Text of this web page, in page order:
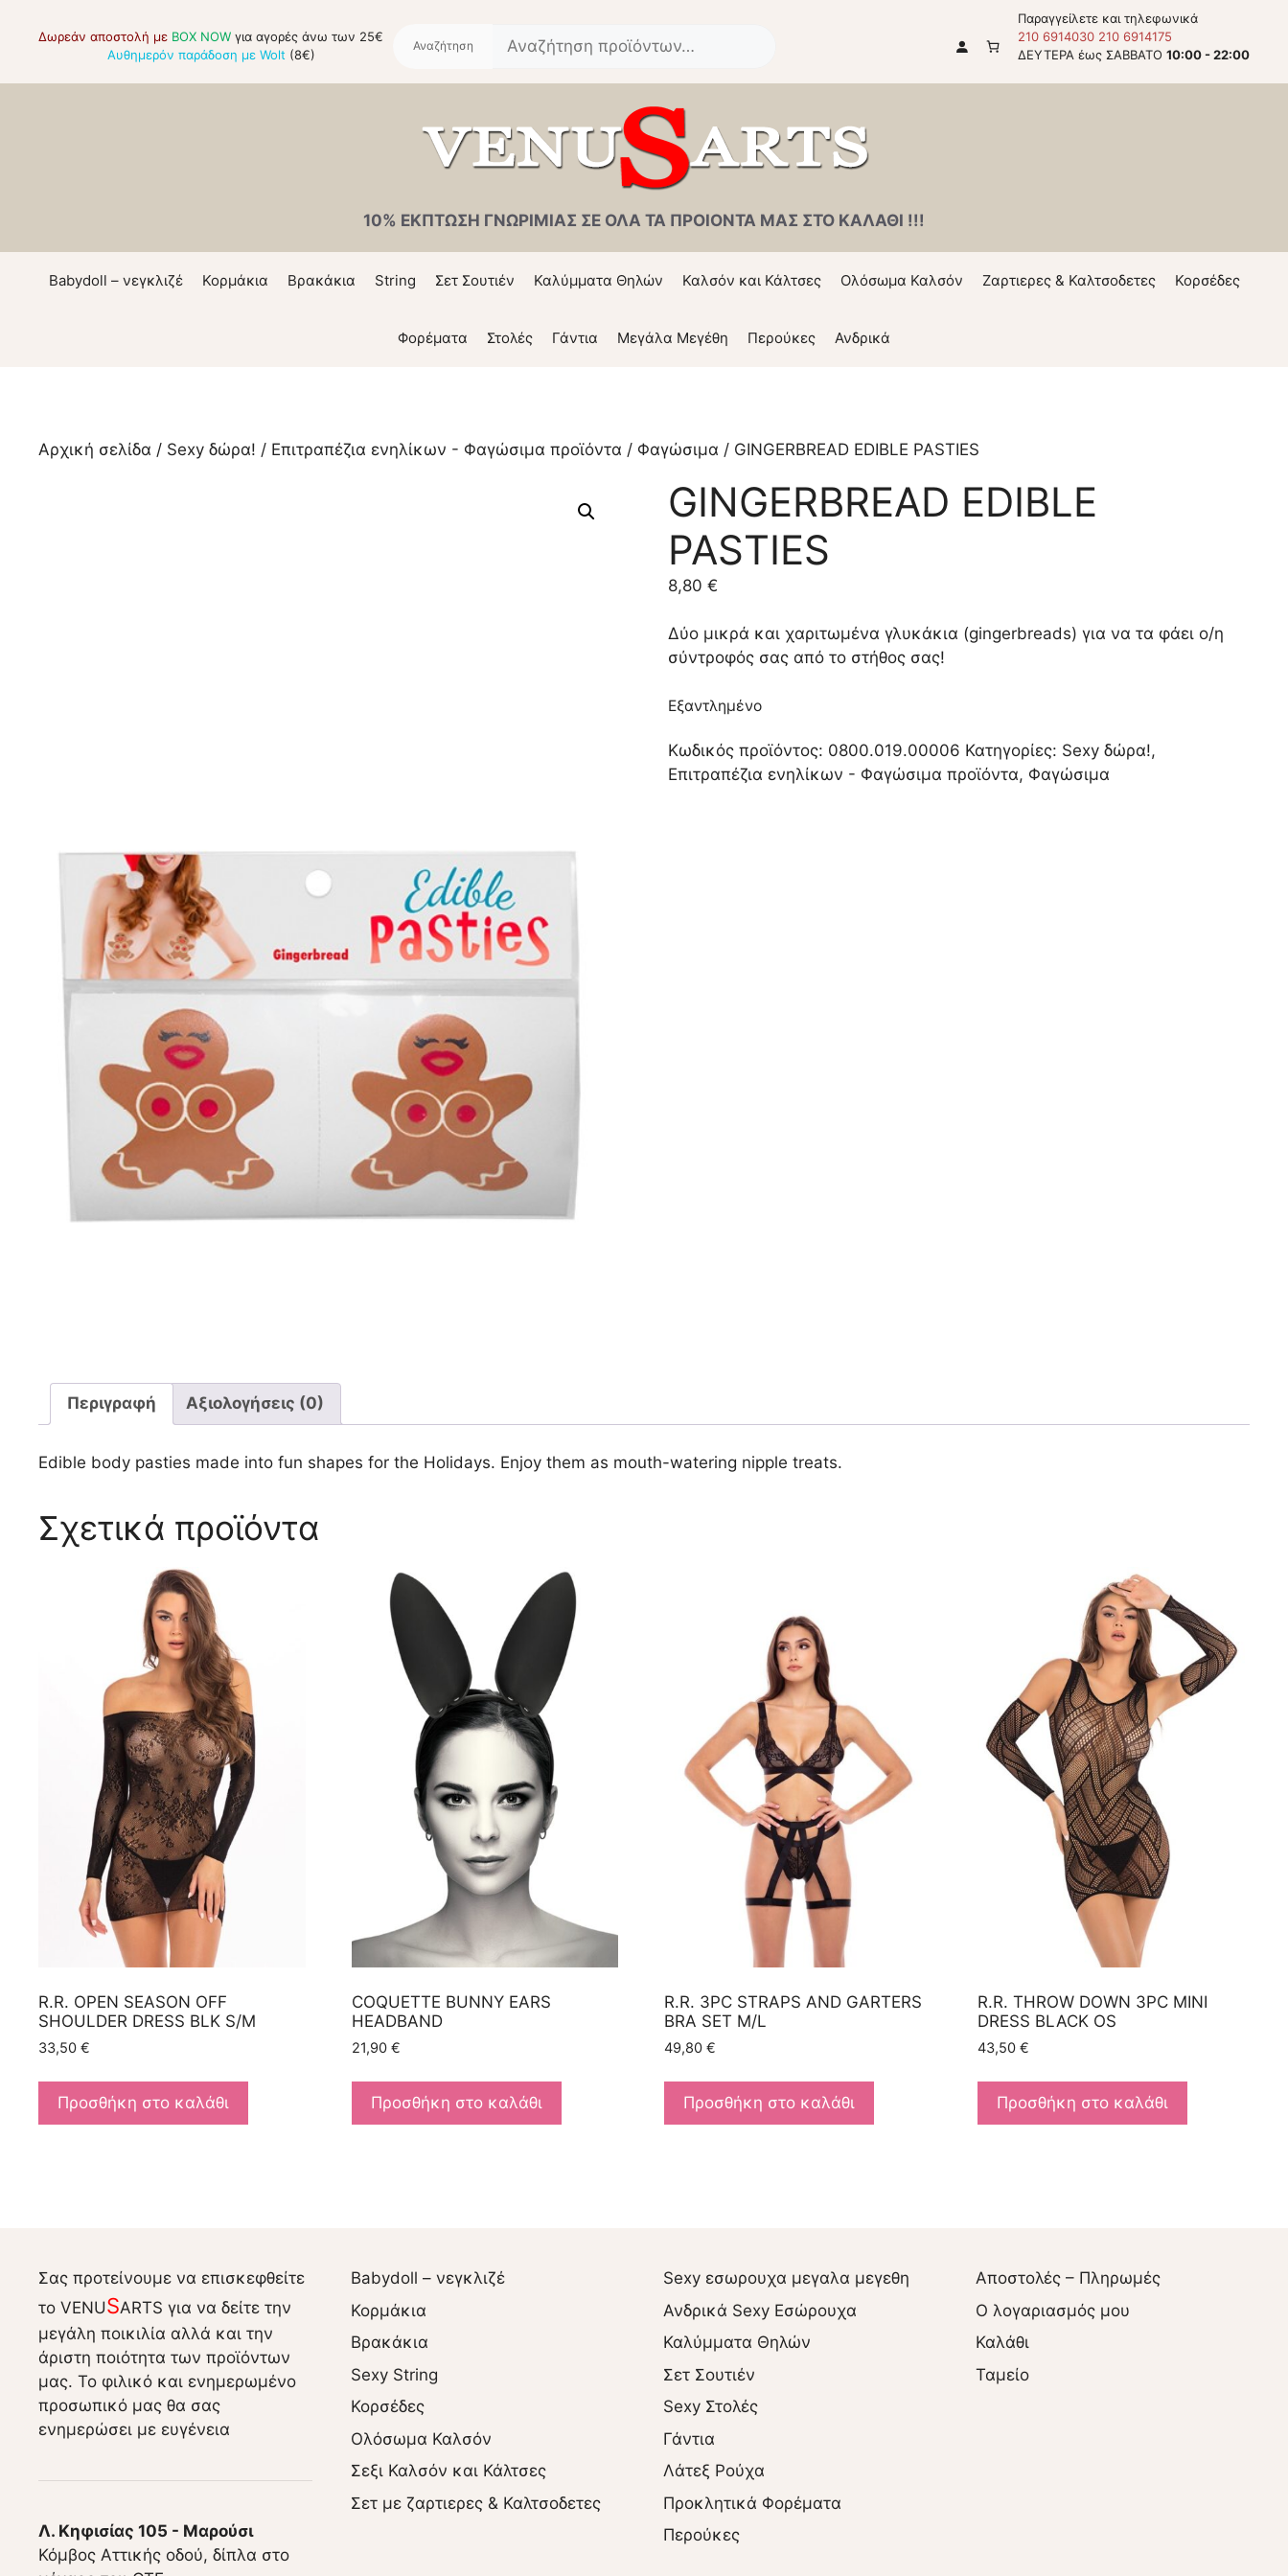
Δωρεάν αποστολή με BOX NOW για αγορές άνω των 25€
Αυθημερόν παράδοση με Wolt(8€)
Παραγγείλετε και τηλεφωνικά
210 6914030 210 6914175
ΔΕΥΤΕΡΑ έως ΣΑΒΒΑΤΟ 10:00 - 22:00
10% ΕΚΠΤΩΣΗ ΓΝΩΡΙΜΙΑΣ ΣΕ ΟΛΑ ΤΑ ΠΡΟΙΟΝΤΑ ΜΑΣ ΣΤΟ ΚΑΛΑΘΙ !!!
Babydoll – νεγκλιζέ Κορμάκια Βρακάκια String Σετ Σουτιέν Καλύμματα Θηλών Καλσόν και Κάλτσες Ολόσωμα Καλσόν Ζαρτιερες & Καλτσοδετες Κορσέδες
Φορέματα Στολές Γάντια Μεγάλα Μεγέθη Περούκες Ανδρικά
Αρχική σελίδα / Sexy δώρα! / Επιτραπέζια ενηλίκων - Φαγώσιμα προϊόντα / Φαγώσιμα / GINGERBREAD EDIBLE PASTIES
GINGERBREAD EDIBLE
PASTIES
8,80€
Δύο μικρά και χαριτωμένα γλυκάκια (gingerbreads) για να τα φάει ο/η
σύντροφός σας από το στήθος σας!
Εξαντλημένο
Κωδικός προϊόντος: 0800.019.00006 Κατηγορίες: Sexy δώρα!,
Επιτραπέζια ενηλίκων - Φαγώσιμα προϊόντα, Φαγώσιμα
Περιγραφή Αξιολογήσεις (0)
Edible body pasties made into fun shapes for the Holidays. Enjoy them as mouth-watering nipple treats.
Σχετικά προϊόντα
R.R. OPEN SEASON OFF
SHOULDER DRESS BLK S/M
33,50 €
Προσθήκη στο καλάθι
COQUETTE BUNNY EARS
HEADBAND
21,90 €
Προσθήκη στο καλάθι
R.R. 3PC STRAPS AND GARTERS
BRA SET M/L
49,80€
Προσθήκη στο καλάθι
R.R. THROW DOWN 3PC MINI
DRESS BLACK OS
43,50€
Προσθήκη στο καλάθι
Σας προτείνουμε να επισκεφθείτε
το VENUSARTS για να δείτε την
μεγάλη ποικιλία αλλά και την
άριστη ποιότητα των προϊόντων
μας. Το φιλικό και ενημερωμένο
προσωπικό μας θα σας
ενημερώσει με ευγένεια
Λ. Κηφισίας 105 - Μαρούσι
Κόμβος Αττικής οδού, δίπλα στο
Babydoll – νεγκλιζέ
Κορμάκια
Βρακάκια
Sexy String
Κορσέδες
Ολόσωμα Καλσόν
Σεξι Καλσόν και Κάλτσες
Σετ με ζαρτιερες & Καλτσοδετες
Sexy εσωρουχα μεγαλα μεγεθη
Ανδρικά Sexy Εσώρουχα
Καλύμματα Θηλών
Σετ Σουτιέν
Sexy Στολές
Γάντια
Λάτεξ Ρούχα
Προκλητικά Φορέματα
Περούκες
Αποστολές – Πληρωμές
O λογαριασμός μου
Καλάθι
Ταμείο